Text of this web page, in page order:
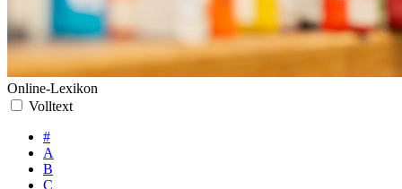
Online-Lexikon
Volltext
#
A
B
C